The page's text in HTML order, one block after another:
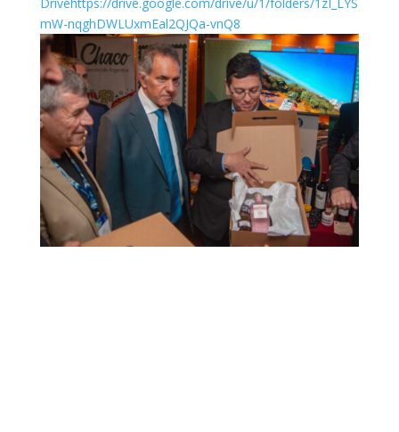
mW-nqghDWLUxmEal2QJQa-vnQ8